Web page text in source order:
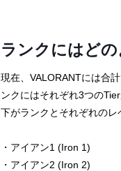
ランクにはど
現在、VALORANTには合
ンクにはそれぞれ3つの
下がランクとそれぞれのレ
・アイアン1 (Iron 1)
・アイアン2 (Iron 2)